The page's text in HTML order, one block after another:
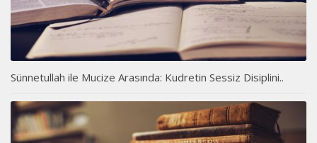
Sünnetullah ile Mucize Arasında: Kudretin Sessiz Disiplini..